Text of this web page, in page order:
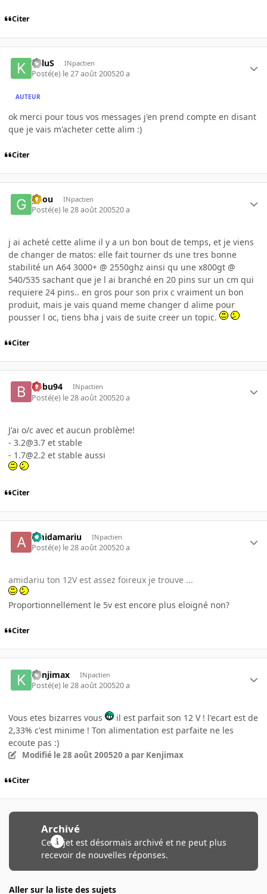
Citer
KilluS INpactien
Posté(e) le 27 août 200520 a
AUTEUR
ok merci pour tous vos messages j'en prend compte en disant
que je vais m'acheter cette alim :)
Citer
gnou INpactien
Posté(e) le 28 août 200520 a
j ai acheté cette alime il y a un bon bout de temps, et je viens
de changer de matos: elle fait tourner ds une tres bonne
stabilité un A64 3000+ @ 2550ghz ainsi qu une x800gt @
540/535 sachant que je l ai branché en 20 pins sur un cm qui
requiere 24 pins.. en gros pour son prix c vraiment un bon
produit, mais je vais quand meme changer d alime pour
pousser l oc, tiens bha j vais de suite creer un topic.
Citer
Bubu94 INpactien
Posté(e) le 28 août 200520 a
J'ai o/c avec et aucun problème!
- 3.2@3.7 et stable
- 1.7@2.2 et stable aussi
Citer
amidamariu INpactien
Posté(e) le 28 août 200520 a
amidariu ton 12V est assez foireux je trouve ...
Proportionnellement le 5v est encore plus eloigné non?
Citer
Kenjimax INpactien
Posté(e) le 28 août 200520 a
Vous etes bizarres vous
il est parfait son 12 V ! l'ecart est de
2,33% c'est minime ! Ton alimentation est parfaite ne les
ecoute pas :)
Modifié le 28 août 200520 a par Kenjimax
Citer
Archivé
Ce sujet est désormais archivé et ne peut plus
recevoir de nouvelles réponses.
Aller sur la liste des sujets